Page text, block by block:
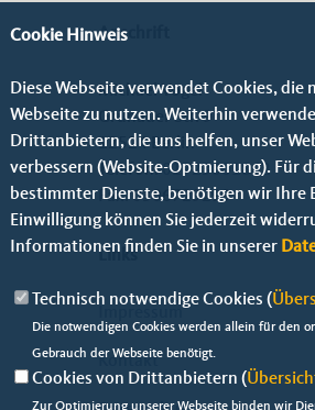
Anschrift
Michael Vogel
Grünauer Str. 9
12524 Berlin
Telefon:01723001842
Fax: 0306729299
Links
Kontakt
Cookie Hinweis
Diese Webseite verwendet Cookies, die
Webseite zu nutzen. Weiterhin
Drittanbietern, die uns helfen, unser
verbessern (Website-Optmierung). Für
bestimmter Dienste, benötigen wir Ihre
Einwilligung können Sie jederzeit
Informationen finden Sie in unserer
Technisch notwendige Cookies (
Die notwendigen Cookies werden allein für den
Gebrauch der Webseite benötigt.
Cookies von Drittanbietern (
Zur Optimierung unserer Webseite binden wir